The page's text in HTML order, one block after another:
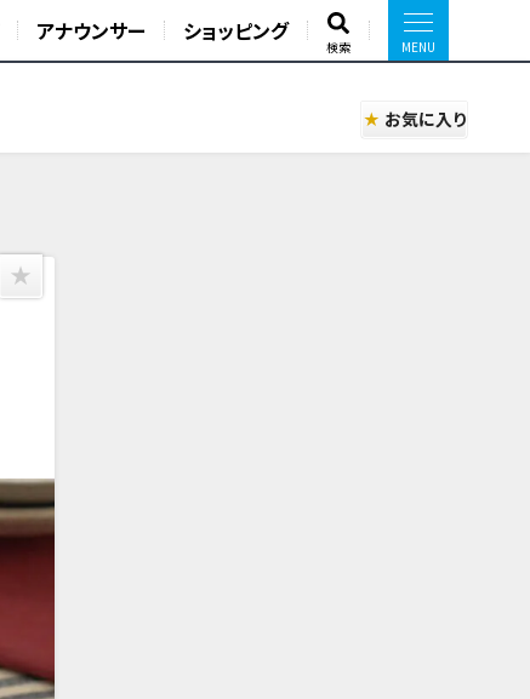
アナウンサー ショッピング
検索
お気に入り